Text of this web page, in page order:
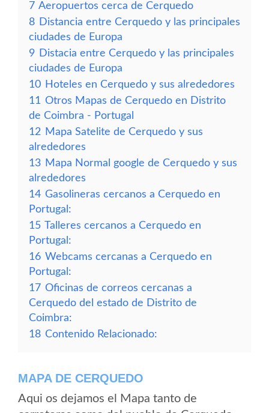
7 Aeropuertos cerca de Cerquedo
8 Distancia entre Cerquedo y las principales
ciudades de Europa
9 Distacia entre Cerquedo y las principales
ciudades de Europa
10 Hoteles en Cerquedo y sus alrededores
11 Otros Mapas de Cerquedo en Distrito
de Coimbra - Portugal
12 Mapa Satelite de Cerquedo y sus
alrededores
13 Mapa Normal google de Cerquedo y sus
alrededores
14 Gasolineras cercanos a Cerquedo en
Portugal:
15 Talleres cercanos a Cerquedo en
Portugal:
16 Webcams cercanas a Cerquedo en
Portugal:
17 Oficinas de correos cercanas a
Cerquedo del estado de Distrito de
Coimbra:
18 Contenido Relacionado:
MAPA DE CERQUEDO
Aqui os dejamos el Mapa tanto de